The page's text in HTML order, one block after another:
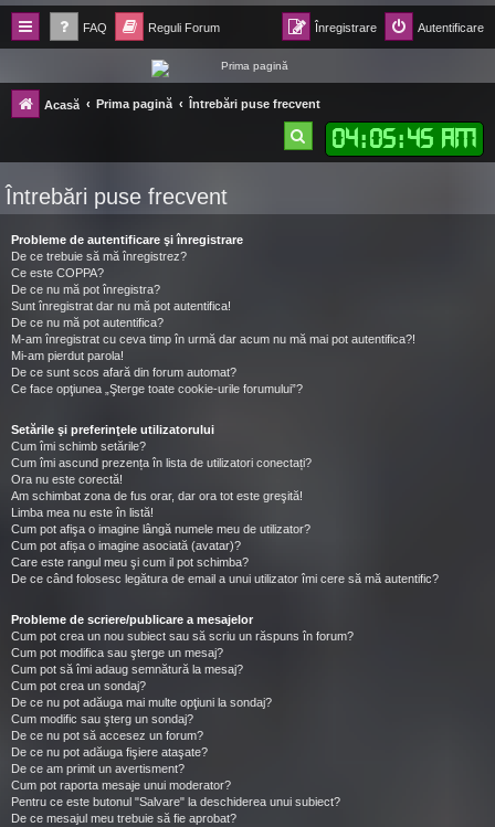
FAQ Reguli Forum Autentificare
Înregistrare
Forum Ecolomania™®
-= Idei pentru viitor =-
Acasă Prima pagină Întrebări puse frecvent
04:05:46 AM
ă
Întrebări puse frecvent
Probleme de autentificare şi înregistrare
De ce trebuie să mă înregistrez?
Ce este COPPA?
De ce nu mă pot înregistra?
Sunt înregistrat dar nu mă pot autentifica!
De ce nu mă pot autentifica?
M-am înregistrat cu ceva timp în urmă dar acum nu mă mai pot autentifica?!
Mi-am pierdut parola!
De ce sunt scos afară din forum automat?
Ce face opţiunea „Şterge toate cookie-urile forumului”?
Setările şi preferinţele utilizatorului
Cum îmi schimb setările?
Cum îmi ascund prezența în lista de utilizatori conectați?
Ora nu este corectă!
Am schimbat zona de fus orar, dar ora tot este greşită!
Limba mea nu este în listă!
Cum pot afişa o imagine lângă numele meu de utilizator?
Cum pot afișa o imagine asociată (avatar)?
Care este rangul meu şi cum il pot schimba?
De ce când folosesc legătura de email a unui utilizator îmi cere să mă autentific?
Probleme de scriere/publicare a mesajelor
Cum pot crea un nou subiect sau să scriu un răspuns în forum?
Cum pot modifica sau şterge un mesaj?
Cum pot să îmi adaug semnătură la mesaj?
Cum pot crea un sondaj?
De ce nu pot adăuga mai multe opţiuni la sondaj?
Cum modific sau şterg un sondaj?
De ce nu pot să accesez un forum?
De ce nu pot adăuga fişiere ataşate?
De ce am primit un avertisment?
Cum pot raporta mesaje unui moderator?
Pentru ce este butonul "Salvare" la deschiderea unui subiect?
De ce mesajul meu trebuie să fie aprobat?